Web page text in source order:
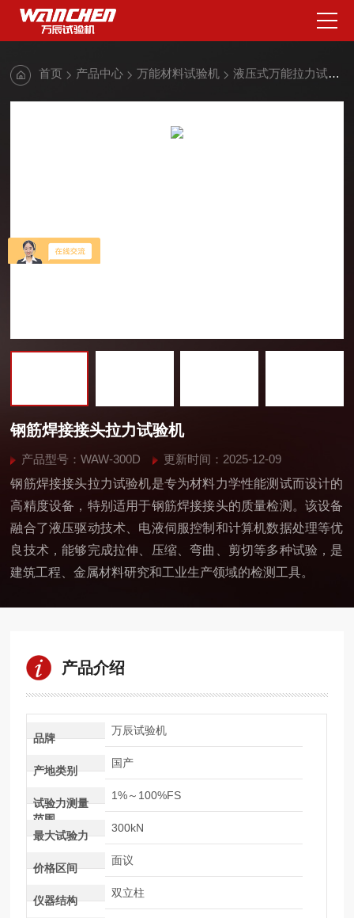
首页 产品中心 万能材料试验机 液压式万能拉力试验机
钢筋焊接接头拉力试验机
产品型号：WAW-300D
更新时间：2025-12-09
钢筋焊接接头拉力试验机是专为材料力学性能测试而设计的
高精度设备，特别适用于钢筋焊接接头的质量检测。该设备
融合了液压驱动技术、电液伺服控制和计算机数据处理等优
良技术，能够完成拉伸、压缩、弯曲、剪切等多种试验，是
建筑工程、金属材料研究和工业生产领域的检测工具。
产品介绍
品牌
万辰试验机
产地类别
国产
试验力测量
范围
1%～100%FS
最大试验力
300kN
价格区间
面议
仪器结构
双立柱